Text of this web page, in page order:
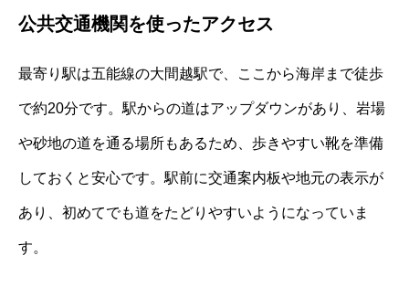
公共交通機関を使ったアクセス
最寄り駅は五能線の大間越駅で、ここから海岸まで徒歩
で約20分です。駅からの道はアップダウンがあり、岩場
や砂地の道を通る場所もあるため、歩きやすい靴を準備
しておくと安心です。駅前に交通案内板や地元の表示が
あり、初めてでも道をたどりやすいようになっていま
す。